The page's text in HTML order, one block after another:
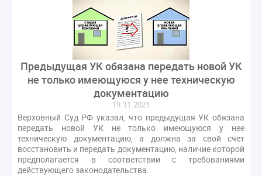
Предыдущая УК обязана передать новой УК
не только имеющуюся у нее техническую
документацию
19.11.2021
Верховный Суд РФ указал, что предыдущая УК обязана
передать новой УК не только имеющуюся у нее
техническую документацию, а должна за свой счет
восстановить и передать документацию, наличие которой
предполагается в соответствии с требованиями
действующего законодательства.